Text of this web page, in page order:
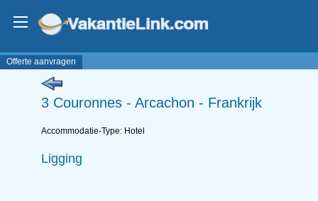
3 Couronnes - Arcachon - Frankrijk
Offerte aanvragen
Accommodatie-Type: Hotel
Ligging